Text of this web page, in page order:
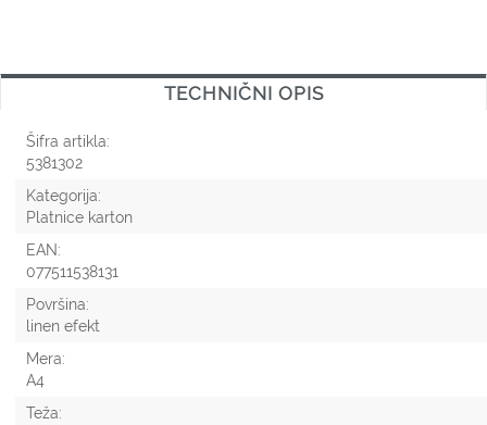
TECHNIČNI OPIS
Šifra artikla:
5381302
Kategorija:
Platnice karton
EAN:
077511538131
Površina:
linen efekt
Mera:
A4
Teža: